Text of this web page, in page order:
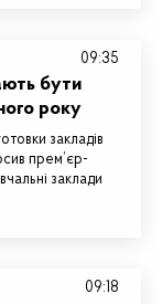
бути
року
закладів
прем’єр-
заклади
09:35
09:18